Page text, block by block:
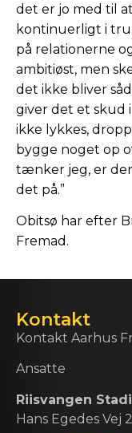
det er jo med til
kontinuerligt i
på relationerne
ambitiøst, men
det ikke bliver
giver det et skud
ikke lykkes,
bygge noget op
tænker jeg, er
det på.”
Obitsø har efter
Fremad.
Kontakt
Kontakt Aarhus
Ansatte
Riisvangen
Hans Egedes Vej